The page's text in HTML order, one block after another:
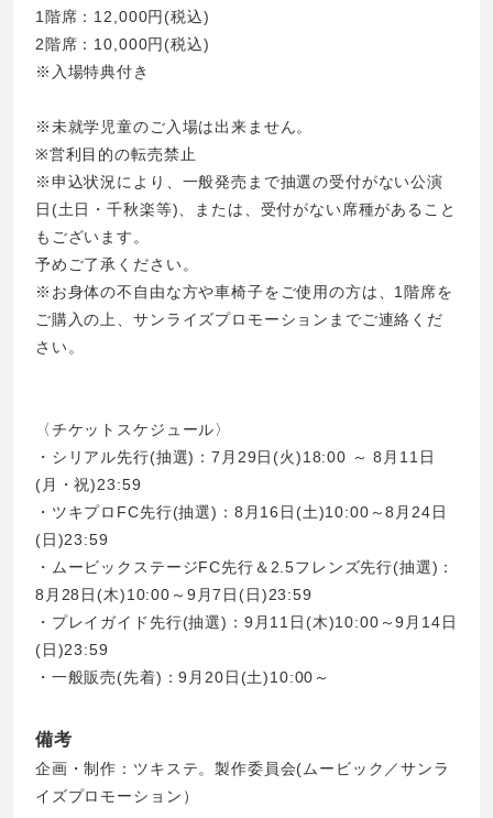
1階席：12,000円(税込)
2階席：10,000円(税込)
※入場特典付き
※未就学児童のご入場は出来ません。
※営利目的の転売禁止
※申込状況により、一般発売まで抽選の受付がない公演
日(土日・千秋楽等)、または、受付がない席種があること
もございます。
予めご了承ください。
※お身体の不自由な方や車椅子をご使用の方は、1階席を
ご購入の上、サンライズプロモーションまでご連絡くだ
さい。
〈チケットスケジュール〉
・シリアル先行(抽選)：7月29日(火)18:00 ～ 8月11日
(月・祝)23:59
・ツキプロFC先行(抽選)：8月16日(土)10:00～8月24日
(日)23:59
・ ムービックステージFC先行＆2.5フレンズ先行(抽選)：
8月28日(木)10:00～9月7日(日)23:59
・プレイガイド先行(抽選)：9月11日(木)10:00～9月14日
(日)23:59
・一般販売(先着)：9月20日(土)10:00～
備考
企画・制作：ツキステ。製作委員会(ムービック／サンラ
イズプロモーション）